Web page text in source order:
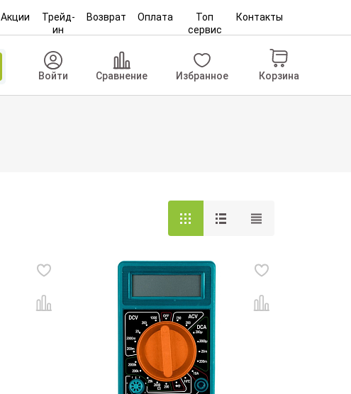
Акции
Трейд-
ин
Возврат Оплата
Топ
сервис
Контакты
Войти Сравнение Избранное Корзина